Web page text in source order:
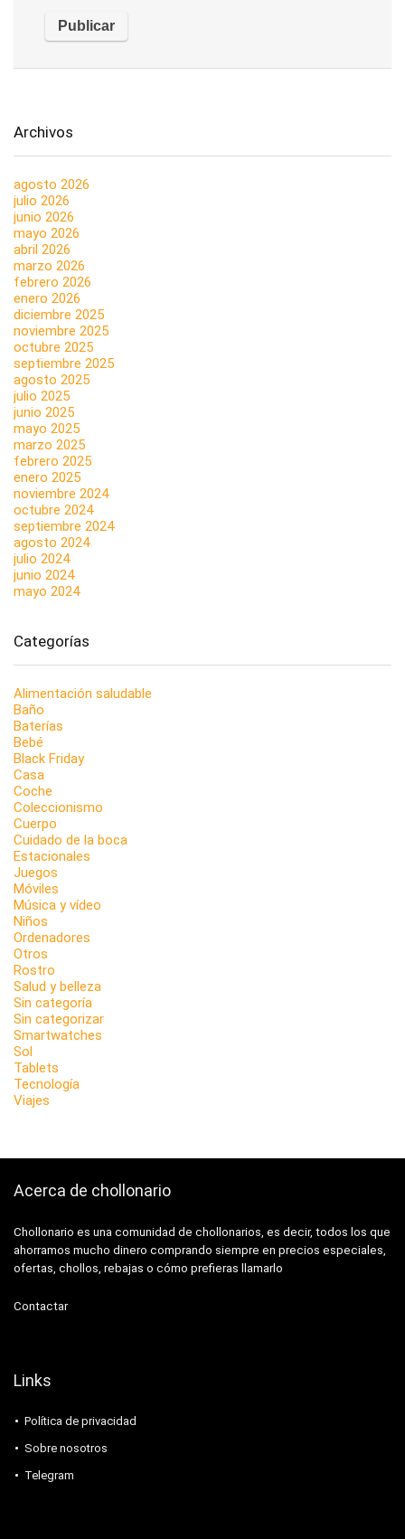
Archivos
agosto 2026
julio 2026
junio 2026
mayo 2026
abril 2026
marzo 2026
febrero 2026
enero 2026
diciembre 2025
noviembre 2025
octubre 2025
septiembre 2025
agosto 2025
julio 2025
junio 2025
mayo 2025
marzo 2025
febrero 2025
enero 2025
noviembre 2024
octubre 2024
septiembre 2024
agosto 2024
julio 2024
junio 2024
mayo 2024
Categorías
Alimentación saludable
Baño
Baterías
Bebé
Black Friday
Casa
Coche
Coleccionismo
Cuerpo
Cuidado de la boca
Estacionales
Juegos
Móviles
Música y vídeo
Niños
Ordenadores
Otros
Rostro
Salud y belleza
Sin categoría
Sin categorizar
Smartwatches
Sol
Tablets
Tecnología
Viajes
Acerca de chollonario
Chollonario es una comunidad de chollonarios, es decir, todos los que
ahorramos mucho dinero comprando siempre en precios especiales,
ofertas, chollos, rebajas o cómo prefieras llamarlo
Contactar
Links
Política de privacidad
Sobre nosotros
Telegram